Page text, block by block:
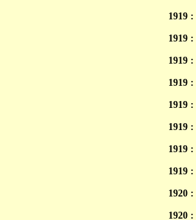
1919 :
1919 :
1919 :
1919 :
1919 :
1919 :
1919 :
1919 :
1920 :
1920 :